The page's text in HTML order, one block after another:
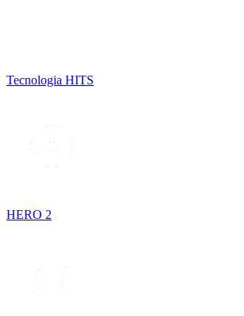
Tecnologia HITS
HERO 2